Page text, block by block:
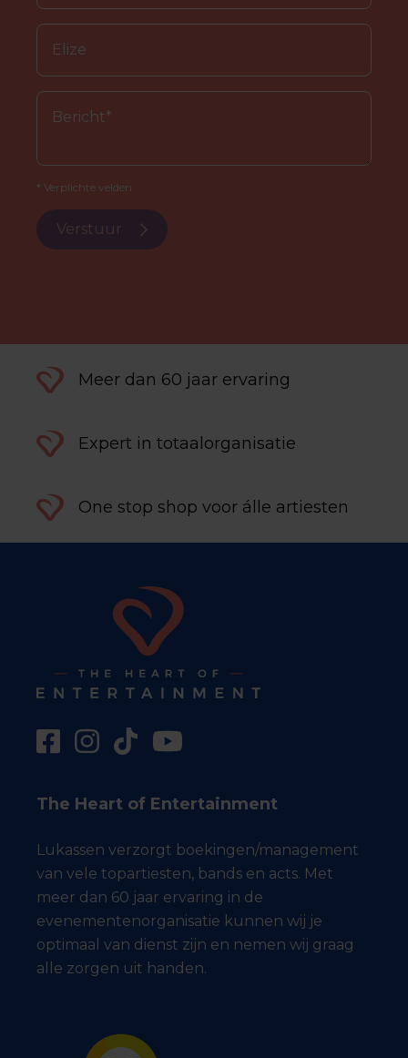
* Verplichte velden.
Verstuur
Meer dan 60 jaar ervaring
Expert in totaalorganisatie
One stop shop voor álle artiesten
The Heart of Entertainment
Lukassen verzorgt boekingen/management
van vele topartiesten, bands en acts. Met
meer dan 60 jaar ervaring in de
evenementenorganisatie kunnen wij je
optimaal van dienst zijn en nemen wij graag
alle zorgen uit handen.